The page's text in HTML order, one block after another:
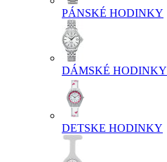
PÁNSKÉ HODINKY
DÁMSKÉ HODINKY
DETSKE HODINKY